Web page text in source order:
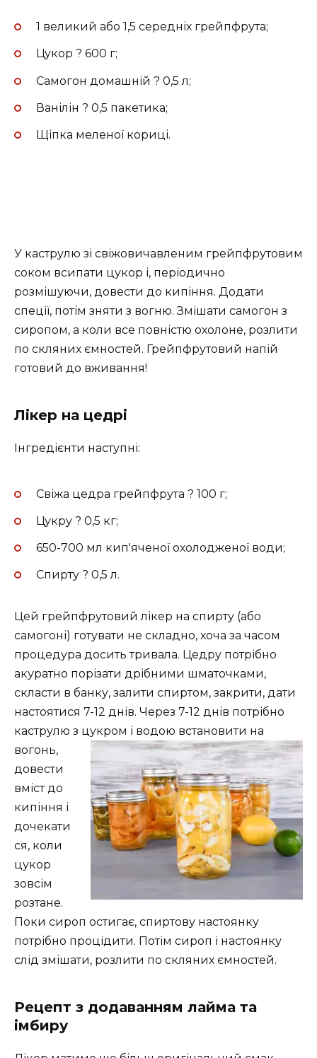
1 великий або 1,5 середніх грейпфрута;
Цукор ? 600 г;
Самогон домашній ? 0,5 л;
Ванілін ? 0,5 пакетика;
Щіпка меленої кориці.
У каструлю зі свіжовичавленим грейпфрутовим
соком всипати цукор і, періодично
розмішуючи, довести до кипіння. Додати
спеції, потім зняти з вогню. Змішати самогон з
сиропом, а коли все повністю охолоне, розлити
по скляних ємностей. Грейпфрутовий напій
готовий до вживання!
Лікер на цедрі
Інгредієнти наступні:
Свіжа цедра грейпфрута ? 100 г;
Цукру ? 0,5 кг;
650-700 мл кип'яченої охолодженої води;
Спирту ? 0,5 л.
Цей грейпфрутовий лікер на спирту (або
самогоні) готувати не складно, хоча за часом
процедура досить тривала. Цедру потрібно
акуратно порізати дрібними шматочками,
скласти в банку, залити спиртом, закрити, дати
настоятися 7-12 днів. Через 7-12 днів потрібно
каструлю з цукром і водою встановити на
вогонь,
довести
вміст до
кипіння і
дочекати
ся, коли
цукор
зовсім
розтане.
Поки сироп остигає, спиртову настоянку
потрібно процідити. Потім сироп і настоянку
слід змішати, розлити по скляних ємностей.
Рецепт з додаванням лайма та
імбиру